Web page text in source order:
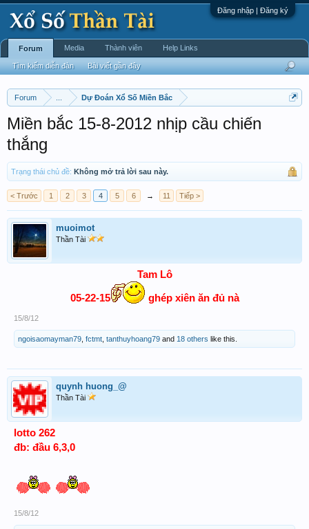
Đăng nhập | Đăng ký
Forum Dự Đoán Xổ Số Miền Bắc
Miền bắc 15-8-2012 nhịp cầu chiến
thắng
Trạng thái chủ đề: Không mở trả lời sau này.
< Trước 1 2 3 4 5 6 → 11 Tiếp >
muoimot
Thần Tài
Tam Lô
05-22-15
ghép xiên ăn đủ nà
15/8/12
ngoisaomayman79 fctmt tanthuyhoang79 and 18 others like this.
quynh huong_@
Thần Tài
lotto 262
đb: đầu 6,3,0
15/8/12
Forum
Tìm kiếm diễn đàn Bài viết gần đây
Media Thành viên Help Links